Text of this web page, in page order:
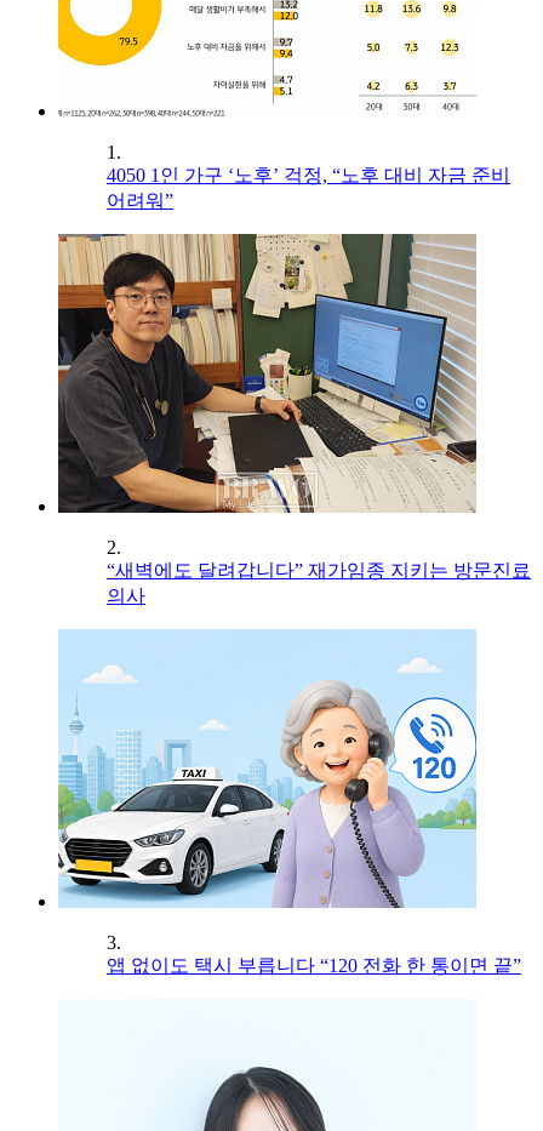
1.
4050 1인 가구 ‘노후’ 걱정, “노후 대비 자금 준비
어려워”
2.
“새벽에도 달려갑니다” 재가임종 지키는 방문진료
의사
3.
앱 없이도 택시 부릅니다 “120 전화 한 통이면 끝”